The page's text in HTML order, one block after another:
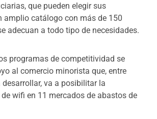
que pueden elegir sus
amplio catálogo con más de 150
adecuan a todo tipo de necesidades.
programas de competitividad se
al comercio minorista que, entre
va a posibilitar la
wifi en 11 mercados de abastos de